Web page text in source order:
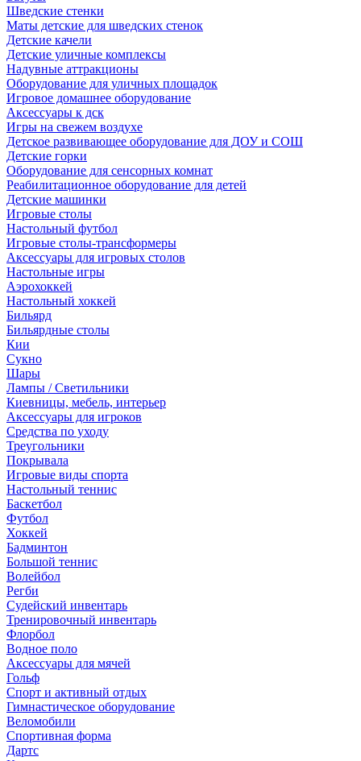
Шведские стенки
Маты детские для шведских стенок
Детские качели
Детские уличные комплексы
Надувные аттракционы
Оборудование для уличных площадок
Игровое домашнее оборудование
Аксессуары к дск
Игры на свежем воздухе
Детское развивающее оборудование для ДОУ и СОШ
Детские горки
Оборудование для сенсорных комнат
Реабилитационное оборудование для детей
Детские машинки
Игровые столы
Настольный футбол
Игровые столы-трансформеры
Аксессуары для игровых столов
Настольные игры
Аэрохоккей
Настольный хоккей
Бильярд
Бильярдные столы
Кии
Сукно
Шары
Лампы / Светильники
Киевницы, мебель, интерьер
Аксессуары для игроков
Средства по уходу
Треугольники
Покрывала
Игровые виды спорта
Настольный теннис
Баскетбол
Футбол
Хоккей
Бадминтон
Большой теннис
Волейбол
Регби
Судейский инвентарь
Тренировочный инвентарь
Флорбол
Водное поло
Аксессуары для мячей
Гольф
Спорт и активный отдых
Гимнастическое оборудование
Веломобили
Спортивная форма
Дартс